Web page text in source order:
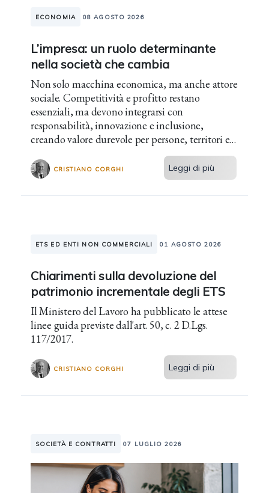
ECONOMIA 08 AGOSTO 2026
L’impresa: un ruolo determinante
nella società che cambia
Non solo macchina economica, ma anche attore
sociale. Competitività e profitto restano
essenziali, ma devono integrarsi con
responsabilità, innovazione e inclusione,
creando valore durevole per persone, territori e
CRISTIANO CORGHI Leggi di più
ETS ED ENTI NON COMMERCIALI 01 AGOSTO 2026
Chiarimenti sulla devoluzione del
patrimonio incrementale degli ETS
Il Ministero del Lavoro ha pubblicato le attese
linee guida previste dall'art. 50, c. 2 D.Lgs.
117/2017.
CRISTIANO CORGHI Leggi di più
SOCIETÀ E CONTRATTI 07 LUGLIO 2026